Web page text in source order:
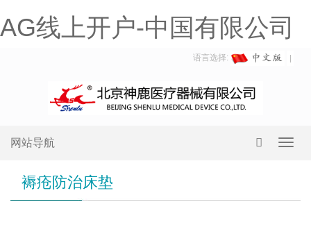
AG线上开户-中国有限公司
语言选择:
网站导航
褥疮防治床垫